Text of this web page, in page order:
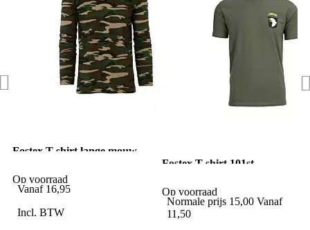
Fostex T-shirt lange mouw
Op voorraad
Vanaf 16,95
Incl. BTW
Fostex T-shirt 101st
Op voorraad
Normale prijs 15,00 Vanaf
11,50